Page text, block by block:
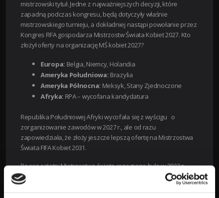
mistrzowski tytuł. Jedne z najważniejszych decyzji, które
zapadną podczas kongresu, będą dotyczyły właśnie
mistrzowskiego turnieju, a dokładniej nastąpi powołanie przez
Kongres FIFA gospodarza Mistrzostw Świata Kobiet 2027. Kto
złożył oferty na organizację MŚ kobiet 2027?
Europa: Belgia, Niemcy, Holandia
Ameryka Południowa: Brazylia
Ameryka Północna: Meksyk, Stany Zjednoczone
Afryka: RPA – wycofana kandydatura
Republika Południowej Afryki wycofała się z wyścigu o
zorganizowanie zawodów w 2027 r., ale od razu
zapowiedziała, że złoży jeszcze lepszą ofertę na Mistrzostwa
Świata FIFA Kobiet 2031.
Po raz ostatni Mistrzostwa świata rozegrane było w 2023 r.
Turniej zorganizowały Australia i Nowa Zelandia. W finale
Hiszpania pokonała Anglię 1:0. Organizacja piłkarskich imprez